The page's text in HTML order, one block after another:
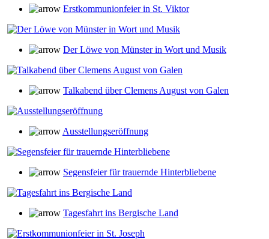
Erstkommunionfeier in St. Viktor
Der Löwe von Münster in Wort und Musik
Talkabend über Clemens August von Galen
Ausstellungseröffnung
Segensfeier für trauernde Hinterbliebene
Tagesfahrt ins Bergische Land